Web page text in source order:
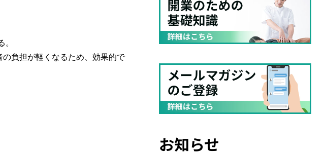
負担が軽くなるため、効果的で
お知らせ